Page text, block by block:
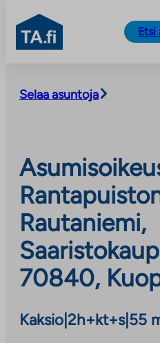
sisältöön
TA.fi
Etsi
Selaa asuntoja
Rautaniemi,
70840,
Kaksio 2h+kt+s| 55